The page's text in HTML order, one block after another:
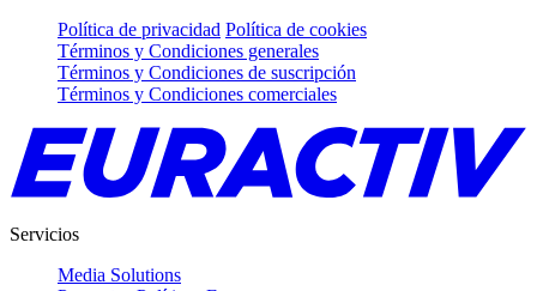
Política de privacidad Política de cookies
Términos y Condiciones generales
Términos y Condiciones de suscripción
Términos y Condiciones comerciales
Servicios
Media Solutions